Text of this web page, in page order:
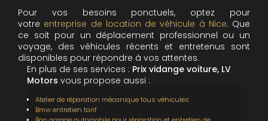
Pour vos besoins ponctuels, optez pour
votre entreprise de location de véhicule à Nice. Que
ce soit pour un déplacement professionnel ou un
voyage, des véhicules récents et entretenus sont
disponibles pour répondre à vos attentes.
En plus de ses services : Prix vidange voiture, LV
Motors vous propose aussi :
Atelier de réparation mécanique tous véhicules
Bmw entretien tarif